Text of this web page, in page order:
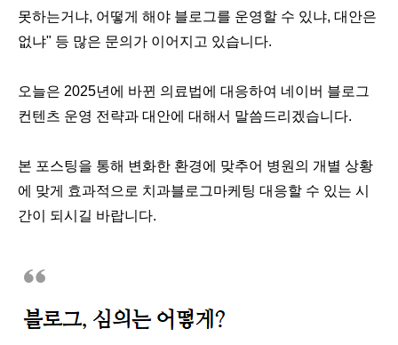
못하는거냐, 어떻게 해야 블로그를 운영할 수 있냐, 대안은
없냐" 등 많은 문의가 이어지고 있습니다.
오늘은 2025년에 바뀐 의료법에 대응하여 네이버 블로그
컨텐츠 운영 전략과 대안에 대해서 말씀드리겠습니다.
본 포스팅을 통해 변화한 환경에 맞추어 병원의 개별 상황
에 맞게 효과적으로 치과블로그마케팅 대응할 수 있는 시
간이 되시길 바랍니다.